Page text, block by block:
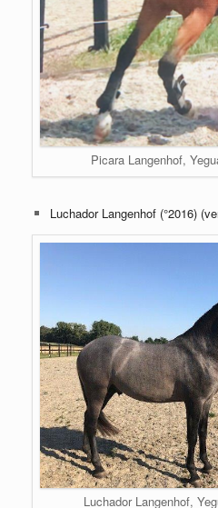
Picara Langenhof,
Luchador Langenhof (°2016)
Luchador Langenhof,